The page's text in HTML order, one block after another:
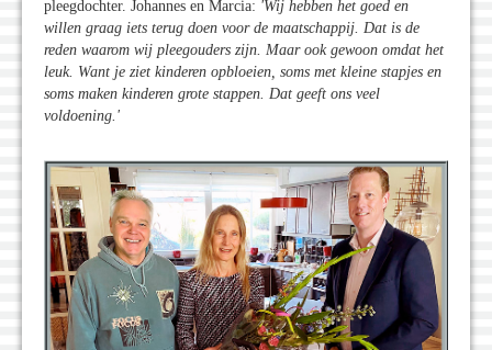
pleegdochter. Johannes en Marcia: 'Wij hebben het goed en
willen graag iets terug doen voor de maatschappij. Dat is de
reden waarom wij pleegouders zijn. Maar ook gewoon omdat het
leuk. Want je ziet kinderen opbloeien, soms met kleine stapjes en
soms maken kinderen grote stappen. Dat geeft ons veel
voldoening.'